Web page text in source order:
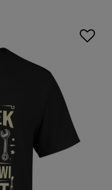
zadowolenia na
koszulkę na ten
święte związane z